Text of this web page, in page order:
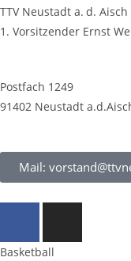
TTV Neustadt a. d. Aisch
1. Vorsitzender Ernst
Postfach 1249
91402 Neustadt
Mail:
Basketball